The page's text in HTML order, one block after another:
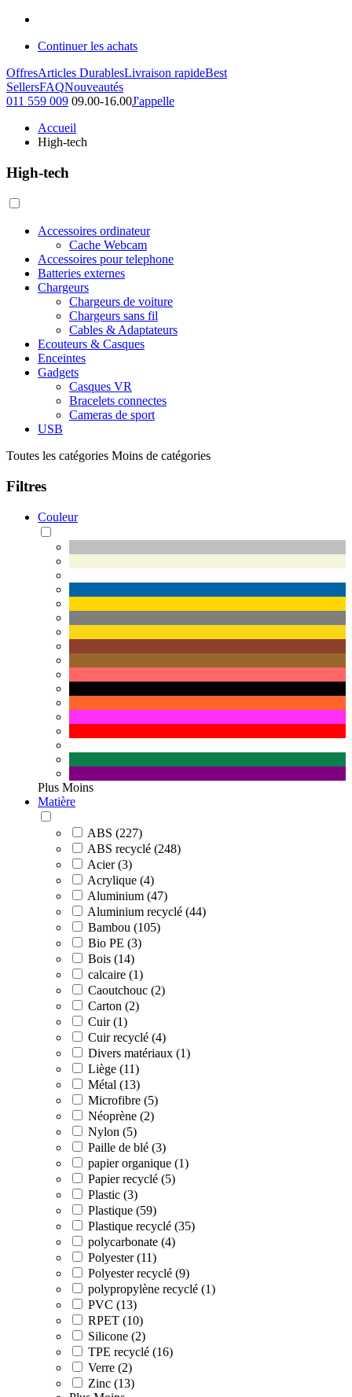
Continuer les achats
OffresArticles DurablesLivraison rapideBest
SellersFAQNouveautés
011 559 009 09.00-16.00J'appelle
Accueil
High-tech
High-tech
Accessoires ordinateur
Cache Webcam
Accessoires pour telephone
Batteries externes
Chargeurs
Chargeurs de voiture
Chargeurs sans fil
Cables & Adaptateurs
Ecouteurs & Casques
Enceintes
Gadgets
Casques VR
Bracelets connectes
Cameras de sport
USB
Toutes les catégories Moins de catégories
Filtres
Couleur
Plus Moins
Matière
ABS (227)
ABS recyclé (248)
Acier (3)
Acrylique (4)
Aluminium (47)
Aluminium recyclé (44)
Bambou (105)
Bio PE (3)
Bois (14)
calcaire (1)
Caoutchouc (2)
Carton (2)
Cuir (1)
Cuir recyclé (4)
Divers matériaux (1)
Liège (11)
Métal (13)
Microfibre (5)
Néoprène (2)
Nylon (5)
Paille de blé (3)
papier organique (1)
Papier recyclé (5)
Plastic (3)
Plastique (59)
Plastique recyclé (35)
polycarbonate (4)
Polyester (11)
Polyester recyclé (9)
polypropylène recyclé (1)
PVC (13)
RPET (10)
Silicone (2)
TPE recyclé (16)
Verre (2)
Zinc (13)